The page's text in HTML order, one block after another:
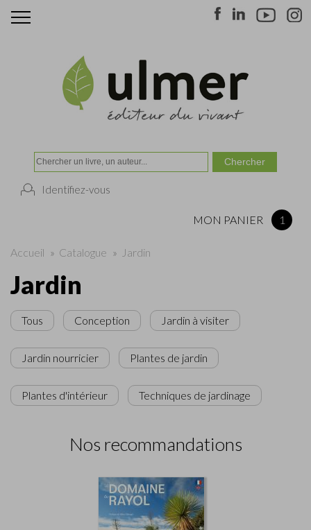
Identifiez-vous
MON PANIER 1
Accueil » Catalogue » Jardin
Jardin
Tous Conception Jardin à visiter
Jardin nourricier Plantes de jardin
Plantes d'intérieur Techniques de jardinage
Nos recommandations